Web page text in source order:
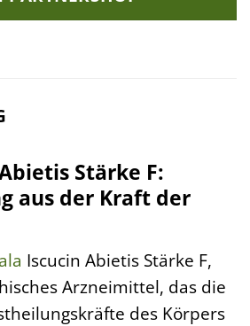
Stärke F:
aus der Kraft der
Iscucin Abietis Stärke F,
Arzneimittel, das die
des Körpers